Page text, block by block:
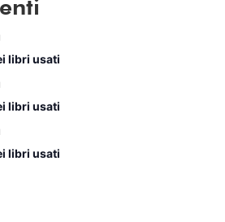
libri usati
libri usati
libri usati